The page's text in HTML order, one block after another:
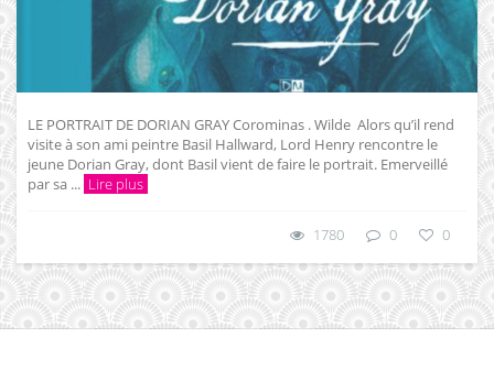
LE PORTRAIT DE DORIAN GRAY Corominas . Wilde Alors qu’il rend
visite à son ami peintre Basil Hallward, Lord Henry rencontre le
jeune Dorian Gray, dont Basil vient de faire le portrait. Emerveillé
par sa ... Lire plus
1780 0 0